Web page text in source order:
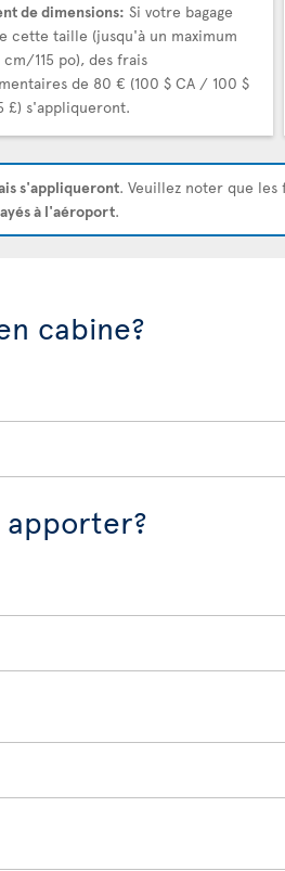
de dimensions: Si votre bagage
cette taille (jusqu'à un maximum
115 po), des frais
de 80 € (100 $ CA / 100 $
£) s'appliqueront.
s'appliqueront. Veuillez noter que les
à l'aéroport.
cabine?